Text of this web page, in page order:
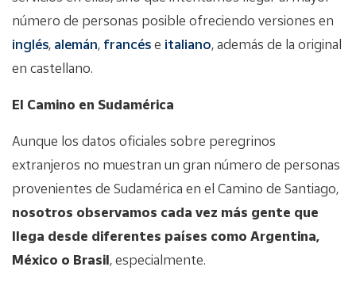
número de personas posible ofreciendo versiones en
inglés, alemán, francése italiano, además de la original
en castellano.
El Camino en Sudamérica
Aunque los datos oficiales sobre peregrinos
extranjeros no muestran un gran número de personas
provenientes de Sudamérica en el Camino de Santiago,
nosotros observamos cada vez más gente que
llega desde diferentes países como Argentina,
México o Brasil, especialmente.